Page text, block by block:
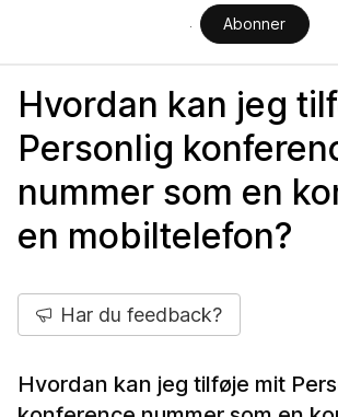
Abonner
Hvordan kan jeg
Personlig
nummer som en
en mobiltelefon?
Har du feedback?
Hvordan kan jeg tilføje mit